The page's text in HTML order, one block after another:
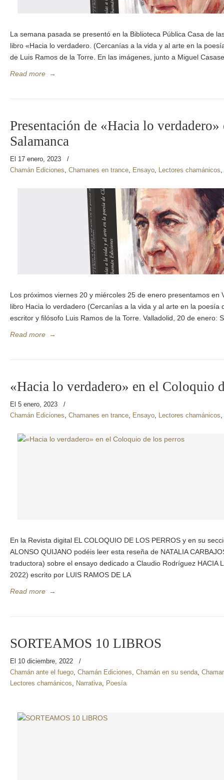
La semana pasada se presentó en la Biblioteca Pública Casa de
libro «Hacia lo verdadero. (Cercanías a la vida y al arte en la
de Luis Ramos de la Torre. En las imágenes, junto a Miguel
Read more →
Presentación de «Hacia lo
Salamanca
El 17 enero, 2023
/
Chamán Ediciones, Chamanes en trance, Ensayo, Lectores chamánicos,
Los próximos viernes 20 y miércoles 25 de enero presentamos en
libro Hacia lo verdadero (Cercanías a la vida y al arte en la poesía
escritor y filósofo Luis Ramos de la Torre. Valladolid, 20 de enero:
Read more →
«Hacia lo verdadero» en el Coloquio
El 5 enero, 2023
/
Chamán Ediciones, Chamanes en trance, Ensayo, Lectores chamánicos,
En la Revista digital EL COLOQUIO DE LOS PERROS y en su
ALONSO QUIJANO podéis leer esta reseña de NATALIA
traductora) sobre el ensayo dedicado a Claudio Rodríguez HACIA
2022) escrito por LUIS RAMOS DE LA
Read more →
SORTEAMOS 10 LIBROS
El 10 diciembre, 2022
/
Chamán ante el fuego, Chamán Ediciones, Chamán en su senda,
Lectores chamánicos, Narrativa, Poesía